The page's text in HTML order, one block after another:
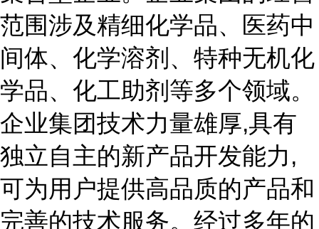
范围涉及精细化学品、医药中
间体、化学溶剂、特种无机化
学品、化工助剂等多个领域。
企业集团技术力量雄厚,具有
独立自主的新产品开发能力,
可为用户提供高品质的产品和
完善的技术服务。经过多年的